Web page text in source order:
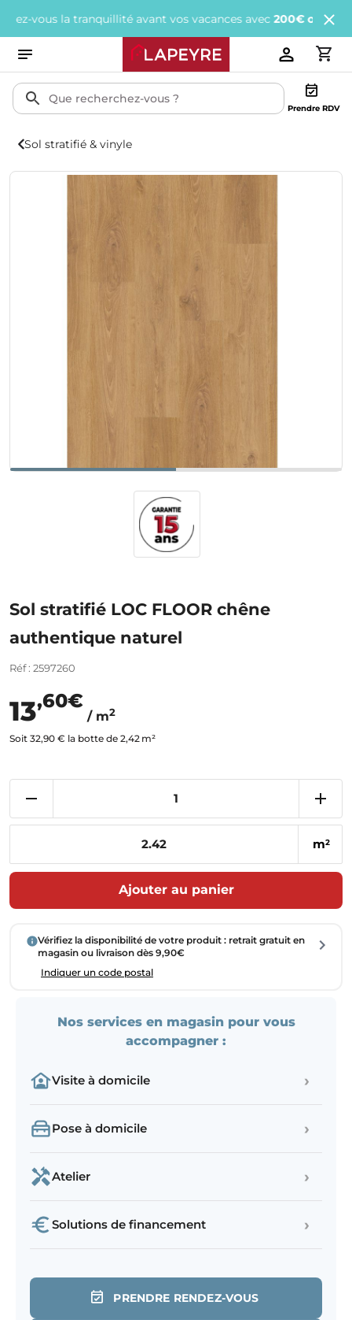
la tranquillité avant vos vacances avec200€ offertstous les
Prendre RDV
Sol stratifié & vinyle
Sol stratifié LOC FLOOR chêne
authentique naturel
Réf : 2597260
13,60€
/ m2
Soit 32,90 € la botte de 2,42 m²
m2
Ajouter au panier
Vérifiez la disponibilité de votre produit : retrait gratuit en
magasin ou livraison dès 9,90€
Indiquer un code postal
Nos services en magasin pour vous
accompagner :
Visite à domicile ›
Pose à domicile ›
Atelier ›
Solutions de financement ›
PRENDRE RENDEZ-VOUS